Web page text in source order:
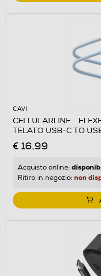
CAVI
CELLULARLINE -
TELATO USB-C TO
€ 16,99
Acquisto online:
Ritiro in negozio: non